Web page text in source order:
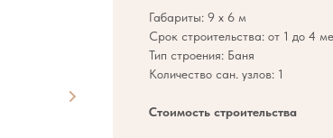
Габариты: 9 х 6 м
Срок строительства: от 1 до 4
Тип строения: Баня
Количество сан. узлов: 1
Стоимость строительства